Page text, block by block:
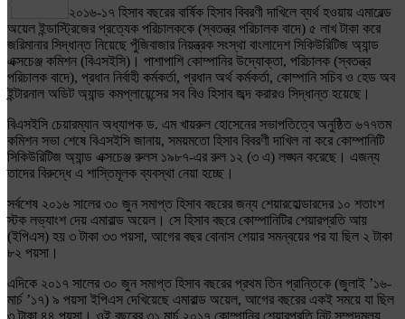
২০১৬-১৭ হিসাব বছরের বার্ষিক হিসাব বিবরণী দাখিলে ব্যর্থ হওয়ায় এমারেল্ড
অয়েল ইন্ডাস্ট্রিজের প্রত্যেক পরিচালককে (স্বতন্ত্র পরিচালক বাদে) ৫ লাখ টাকা করে
জরিমানার সিদ্ধান্ত নিয়েছে পুঁজিবাজার নিয়ন্ত্রক সংস্থা বাংলাদেশ সিকিউরিটিজ অ্যান্ড
এক্সচেঞ্জ কমিশন (বিএসইসি)। পাশাপাশি কোম্পানির উদ্যোক্তা, পরিচালক (স্বতন্ত্র
পরিচালক বাদে), প্রধান নির্বাহী কর্মকর্তা, প্রধান অর্থ কর্মকর্তা, কোম্পানি সচিব ও হেড অব
ইন্টারনাল অডিট অ্যান্ড কমপ্লায়েন্সের সব বিও হিসাব জব্দ করারও সিদ্ধান্ত হয়েছে।
বিএসইসি চেয়ারম্যান অধ্যাপক ড. এম খায়রুল হোসেনের সভাপতিত্বে অনুষ্ঠিত ৬৭৭তম
কমিশন সভা শেষে বিএসইসি জানায়, সময়মতো হিসাব বিবরণী দাখিল না করে কোম্পানিটি
সিকিউরিটিজ অ্যান্ড এক্সচেঞ্জ রুলস ১৯৮৭-এর রুল ১২ (৩ এ) লঙ্ঘন করেছে। এজন্য
তাদের বিরুদ্ধে এ শাস্তিমূলক ব্যবস্থা নেয়া হচ্ছে।
সর্বশেষ ২০১৬ সালের ৩০ জুন সমাপ্ত হিসাব বছরের জন্য শেয়ারহোল্ডারদের ১০ শতাংশ
স্টক লভ্যাংশ দেয় এমারাল্ড অয়েল। সে হিসাব বছরে কোম্পানিটির শেয়ারপ্রতি আয়
(ইপিএস) হয় ৩ টাকা ৩৩ পয়সা, আগের বছর বোনাস শেয়ার সমন্বয়ের পর যা ছিল ২ টাকা
৮২ পয়সা।
এদিকে ২০১৭ সালের ৩০ জুন সমাপ্ত হিসাব বছরের প্রথম তিন প্রান্তিকে (জুলাই ’১৬-
মার্চ ’১৭) ৯ পয়সা ইপিএস দেখিয়েছে এমারাল্ড অয়েল, আগের বছরের একই সময়ে যা ছিল
৩ টাকা ৪৪ পয়সা। ওই বছরের ৩১ মার্চ ২০১৭ কোম্পানির শেয়ারপ্রতি নিট সম্পদমূল্য